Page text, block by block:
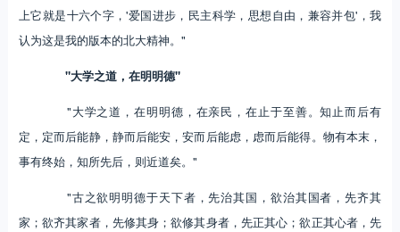
上它就是十六个字，'爱国进步，民主科学，思想自由，兼容并包'，我
认为这是我的版本的北大精神。"
"大学之道，在明明德"
"大学之道，在明明德，在亲民，在止于至善。知止而后有
定，定而后能静，静而后能安，安而后能虑，虑而后能得。物有本末，
事有终始，知所先后，则近道矣。"
"古之欲明明德于天下者，先治其国，欲治其国者，先齐其
家；欲齐其家者，先修其身；欲修其身者，先正其心；欲正其心者，先